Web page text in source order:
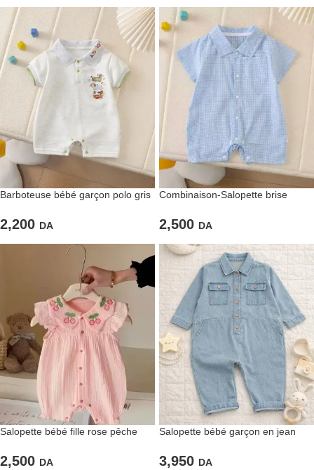
Barboteuse bébé garçon polo gris
2,200 DA
Combinaison-Salopette brise
2,500 DA
Salopette bébé fille rose pêche
2,500 DA
Salopette bébé garçon en jean
3,950 DA